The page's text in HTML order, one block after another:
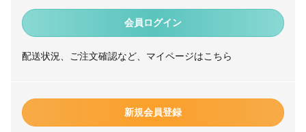
会員ログイン
配送状況、ご注文確認など、マイページはこちら
新規会員登録